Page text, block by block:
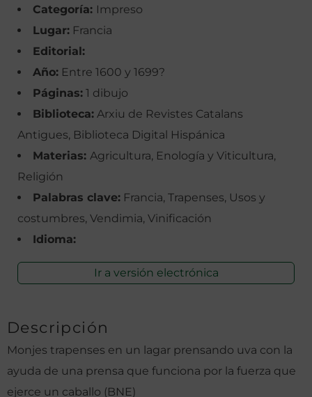
Categoría: Impreso
Lugar: Francia
Editorial:
Año: Entre 1600 y 1699?
Páginas: 1 dibujo
Biblioteca: Arxiu de Revistes Catalans
Antigues, Biblioteca Digital Hispánica
Materias: Agricultura, Enología y Viticultura,
Religión
Palabras clave: Francia, Trapenses, Usos y
costumbres, Vendimia, Vinificación
Idioma:
Ir a versión electrónica
Descripción
Monjes trapenses en un lagar prensando uva con la
ayuda de una prensa que funciona por la fuerza que
ejerce un caballo (BNE)